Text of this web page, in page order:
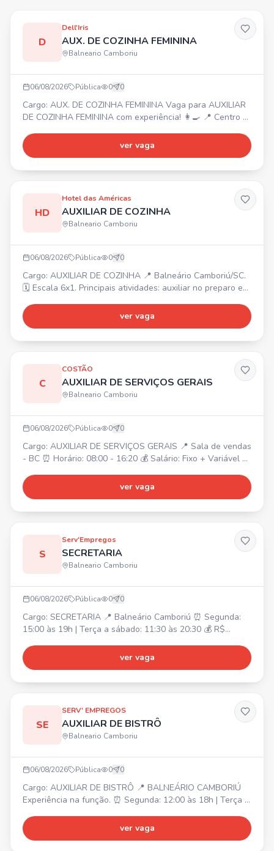
D
Dell'Iris
AUX. DE COZINHA FEMININA
Balneario Camboriu
06/08/2026 Pública 0 0
Cargo: AUX. DE COZINHA FEMININA Vaga para AUXILIAR
DE COZINHA FEMININA com experiência! 👩‍🍳 📍 Centro -
almoço) de segunda a sábado. Funções: Auxiliar na
produção e montagem das marmitas, organização e
ver vaga
HD
Hotel das Américas
AUXILIAR DE COZINHA
Balneario Camboriu
06/08/2026 Pública 0 0
Cargo: AUXILIAR DE COZINHA 📍 Balneário Camboriú/SC.
🗓️ Escala 6x1. Principais atividades: auxiliar no preparo e
ingredientes, apoiar a equipe de cozinha, manter a limpeza
e organização. ✅ Requisitos: experiência será um
ver vaga
C
COSTÃO
AUXILIAR DE SERVIÇOS GERAIS
Balneario Camboriu
06/08/2026 Pública 0 0
Cargo: AUXILIAR DE SERVIÇOS GERAIS 📍 Sala de vendas
- BC ⏰ Horário: 08:00 - 16:20 💰 Salário: Fixo + Variável 🎁
Saúde e Odontológico.
ver vaga
S
Serv'Empregos
SECRETARIA
Balneario Camboriu
06/08/2026 Pública 0 0
Cargo: SECRETARIA 📍 Balneário Camboriú ⏰ Segunda:
15:00 às 19h | Terça a sábado: 11:30 às 20:30 💰 R$
Atividades: Atendimento ao público presencial e online,
caixa, auxílio para um bom andamento do salão, cuidado
ver vaga
SE
SERV' EMPREGOS
AUXILIAR DE BISTRÔ
Balneario Camboriu
06/08/2026 Pública 0 0
Cargo: AUXILIAR DE BISTRÔ 📍 BALNEÁRIO CAMBORIÚ
Experiência na função. ⏰ Segunda: 12:00 às 18h | Terça a
(Vale Alimentação) + Hora Extra. Atividades: •
Atendimento ao cliente e cozinha • Preparação de
ver vaga